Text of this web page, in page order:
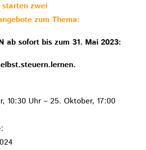
starten zwei
zum Thema:
ab sofort bis zum 31. Mai 2023:
lernen.
10:30 Uhr – 25. Oktober, 17:00